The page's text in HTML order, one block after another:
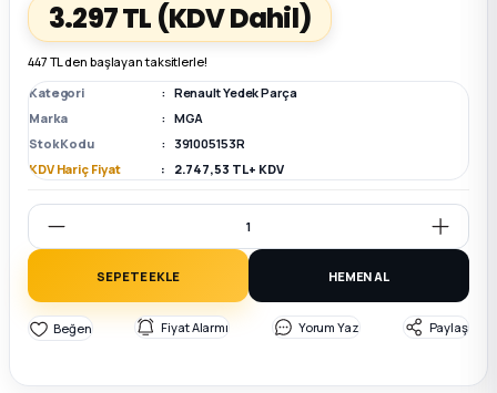
Parça
Parça
Parça
Parça
3.297 TL (KDV Dahil)
447 TL den başlayan taksitlerle!
Kategori
Renault Yedek Parça
Marka
MGA
Stok Kodu
391005153R
KDV Hariç Fiyat
2.747,53 TL + KDV
SEPETE EKLE HEMEN AL
Fiyat Alarmı Yorum Yaz Paylaş